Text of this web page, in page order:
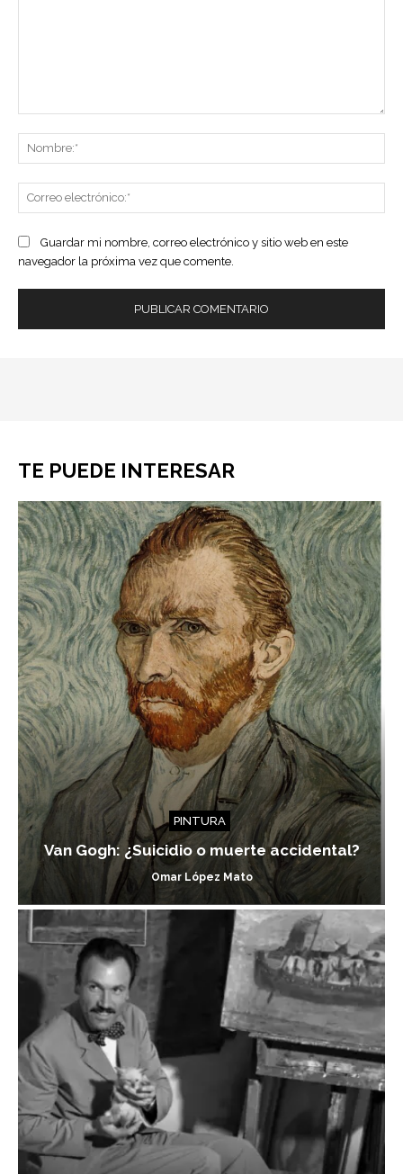
Guardar mi nombre, correo electrónico y sitio web en este
navegador la próxima vez que comente.
TE PUEDE INTERESAR
PINTURA
Van Gogh: ¿Suicidio o muerte accidental?
Omar López Mato